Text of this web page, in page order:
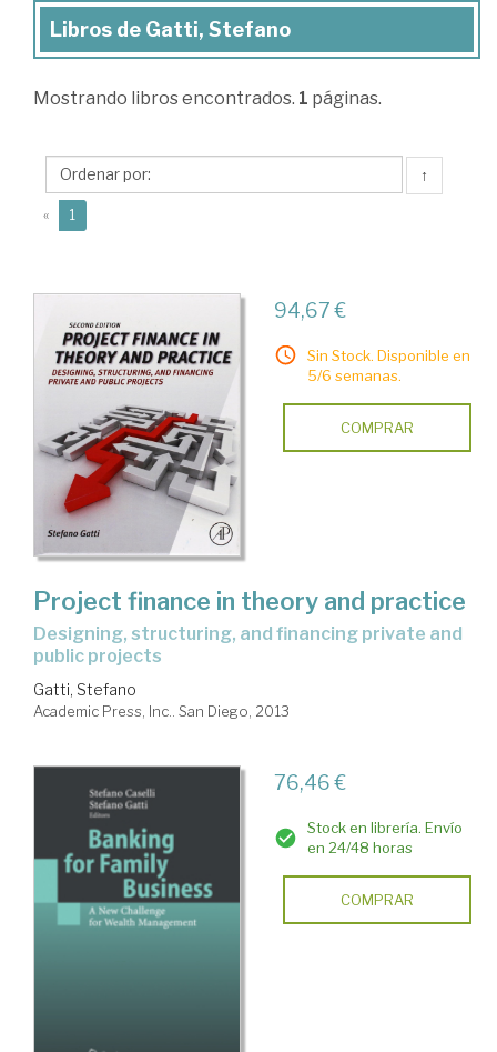
Libros
Gatti,
Libros de Gatti, Stefano
Mostrando libros encontrados. 1 páginas.
↑
« 1
94,67 €
Sin Stock. Disponible en
5/6 semanas.
COMPRAR
Project finance in theory and practice
designing, structuring, and financing private and
public projects
Gatti, Stefano
Academic Press, Inc.. San Diego, 2013
76,46 €
Stock en librería. Envío
en 24/48 horas
COMPRAR